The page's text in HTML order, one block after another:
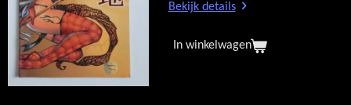
Bekijk details
In winkelwagen